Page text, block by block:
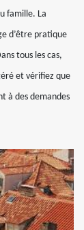
famille. La
d’être pratique
tous les cas,
et vérifiez que
à des demandes